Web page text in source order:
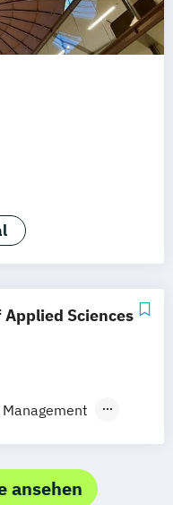
Sciences
ansehen